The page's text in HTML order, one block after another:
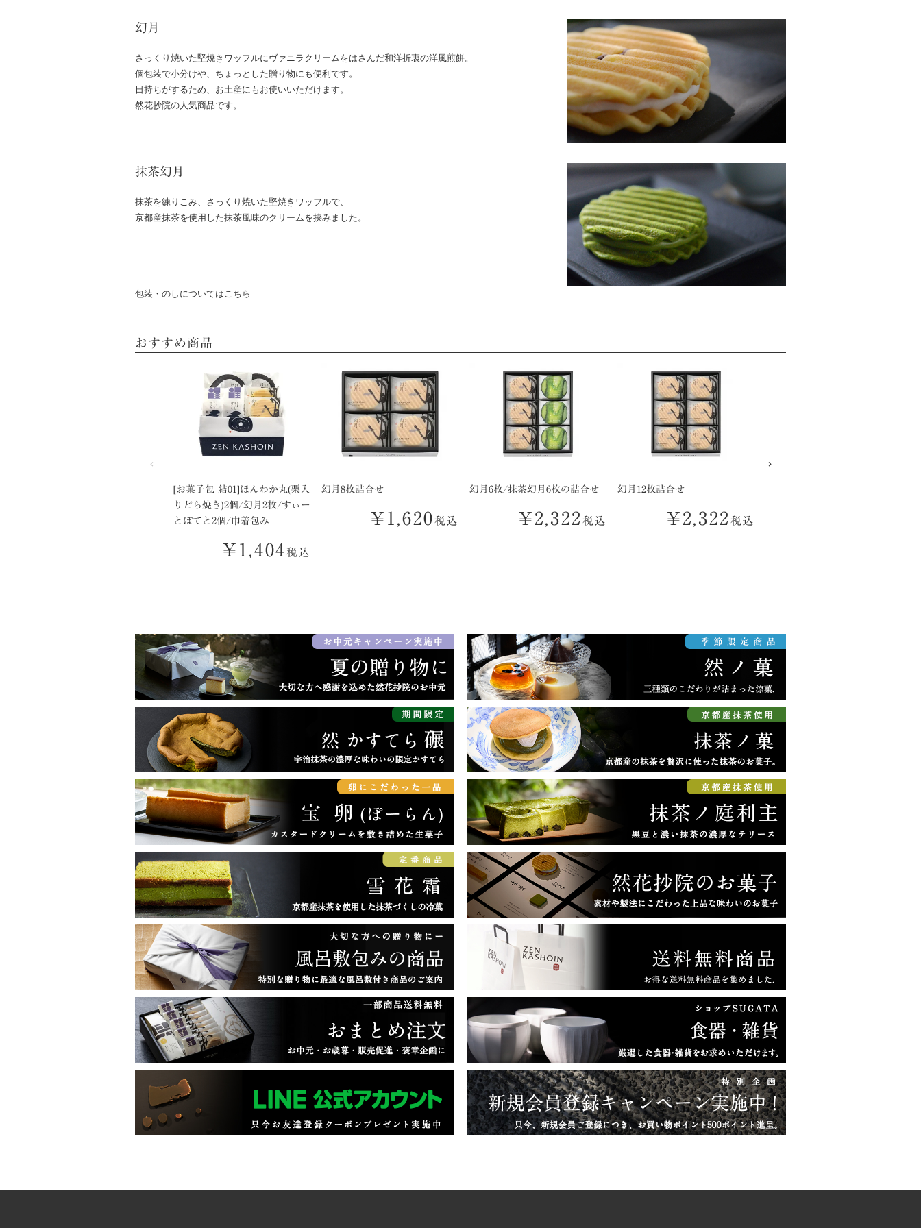
幻月
さっくり焼いた堅焼きワッフルにヴァニラクリームをはさんだ和洋折衷の洋風煎餅。
個包装で小分けや、ちょっとした贈り物にも便利です。
日持ちがするため、お土産にもお使いいただけます。
然花抄院の人気商品です。
抹茶幻月
抹茶を練りこみ、さっくり焼いた堅焼きワッフルで、
京都産抹茶を使用した抹茶風味のクリームを挟みました。
包装・のしについてはこちら
おすすめ商品
[お菓子包 結01]ほんわか丸(栗入
りどら焼き)2個/幻月2枚/すぃー
とぽてと2個/巾着包み
¥ 1,404税込
幻月8枚詰合せ
¥ 1,620税込
幻月6枚/抹茶幻月6枚の詰合せ
¥2,322 税込
幻月12枚詰合せ
¥2,322 税込